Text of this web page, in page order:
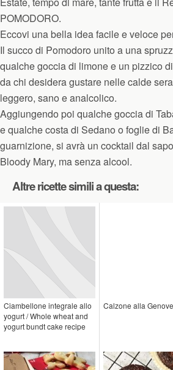
POMODORO.
Eccovi una bella idea facile e veloce
Il succo di Pomodoro unito a una
qualche goccia di limone e un pizzico
da chi desidera gustare nelle calde
leggero, sano e analcolico.
Aggiungendo poi qualche goccia di
e qualche costa di Sedano o foglie di
guarnizione, si avrà un cocktail dal
Bloody Mary, ma senza alcool.
Altre ricette simili a questa:
Ciambellone integrale allo
yogurt / Whole wheat and
yogurt bundt cake recipe
Calzone alla